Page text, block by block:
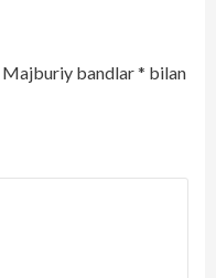
Majburiy bandlar* bilan